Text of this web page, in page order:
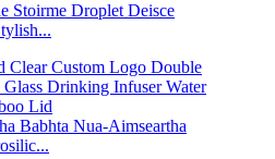
Stoirme Droplet Deisce
Babhta Nua-Aimseartha